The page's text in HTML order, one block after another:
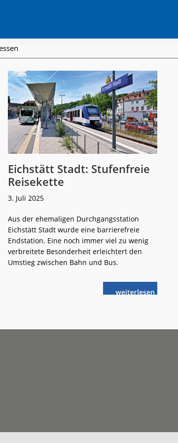
Eichstätt Stadt: Stufenfreie
Reisekette
3. Juli 2025
Aus der ehemaligen Durchgangsstation
Eichstätt Stadt wurde eine barrierefreie
Endstation. Eine noch immer viel zu wenig
verbreitete Besonderheit erleichtert den
Umstieg zwischen Bahn und Bus.
weiterlese
nEichstätt